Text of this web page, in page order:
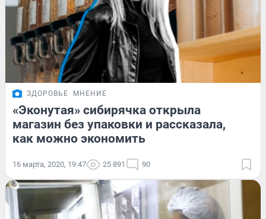
ЗДОРОВЬЕ МНЕНИЕ
«Эконутая» сибирячка открыла
магазин без упаковки и рассказала,
как можно экономить
16 марта, 2020, 19:47 25 891 90